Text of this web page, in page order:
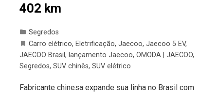
402 km
Segredos
Carro elétrico, Eletrificação, Jaecoo, Jaecoo 5 EV,
JAECOO Brasil , lançamento Jaecoo, OMODA | JAECOO,
Segredos, SUV chinês, SUV elétrico
Fabricante chinesa expande sua linha no Brasil com